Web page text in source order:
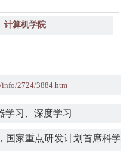
计算机学院
info/2724/3884.htm
学习、深度学习
国家重点研发计划首席科学